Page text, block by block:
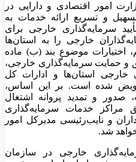
امور اقتصادی و دارایی در
با هدف تسهیل و تسریع ارائه خدمات به
سرمایه‌گذاری خارجی برای
خارجی را به استان‌ها
اختیارات موضوع بند (ب) ماده
و حمایت سرمایه‌گذاری خارجی،
خارجی استان‌ها و ادارات کل
شده است. بر این اساس،
صدور و تمدید پروانه اشتغال
مراکز خدمات سرمایه‌گذاری
و نایب‌رئیسی مدیرکل امور
شد.
خارجی در سازمان